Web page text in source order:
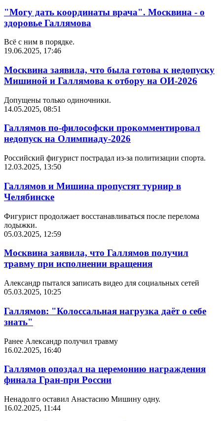
"Могу дать координаты врача". Москвина - о
здоровье Галлямова
Всё с ним в порядке.
19.06.2025, 17:46
Москвина заявила, что была готова к недопуску
Мишиной и Галлямова к отбору на ОИ-2026
Допущены только одиночники.
14.05.2025, 08:51
Галлямов по-философски прокомментировал
недопуск на Олимпиаду-2026
Российский фигурист пострадал из-за политизации спорта.
12.03.2025, 13:50
Галлямов и Мишина пропустят турнир в
Челябинске
Фигурист продолжает восстанавливаться после перелома
лодыжки.
05.03.2025, 12:59
Москвина заявила, что Галлямов получил
травму при исполнении вращения
Александр пытался записать видео для социальных сетей
05.03.2025, 10:25
Галлямов: "Колоссальная нагрузка даёт о себе
знать"
Ранее Александр получил травму
16.02.2025, 16:40
Галлямов опоздал на церемонию награждения
финала Гран-при России
Ненадолго оставил Анастасию Мишину одну.
16.02.2025, 11:44